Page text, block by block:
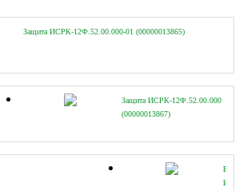
Защита ИСРК-12Ф.52.00.000-01 (00000013865)
Защита ИСРК-12Ф.52.00.000
(00000013867)